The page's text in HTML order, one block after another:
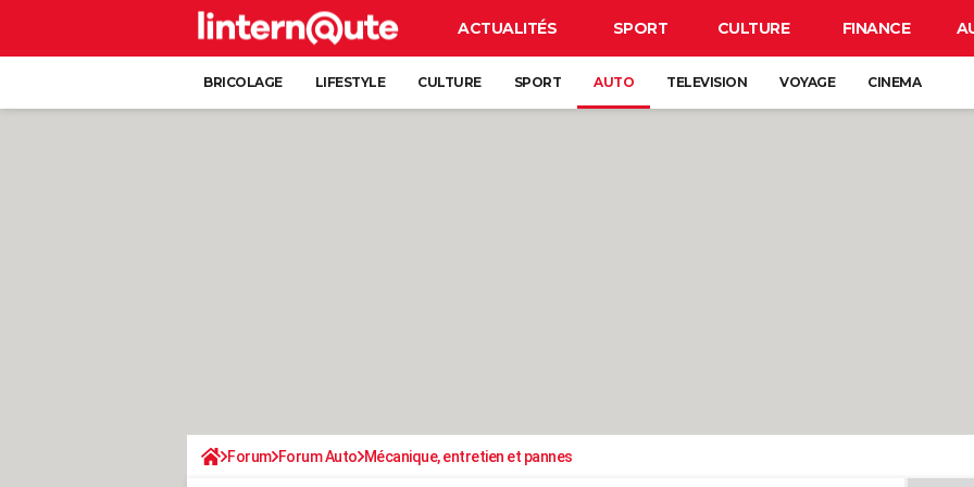
ACTUALITÉS SPORT CULTURE FINANCE
BRICOLAGE LIFESTYLE CULTURE SPORT AUTO TELEVISION VOYAGE CINEMA
Forum Forum Auto Mécanique, entretien et pannes